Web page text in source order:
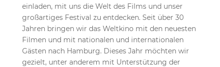
einladen, mit uns die Welt des Films und unser
großartiges Festival zu entdecken. Seit über 30
Jahren bringen wir das Weltkino mit den neuesten
Filmen und mit nationalen und internationalen
Gästen nach Hamburg. Dieses Jahr möchten wir
gezielt, unter anderem mit Unterstützung der